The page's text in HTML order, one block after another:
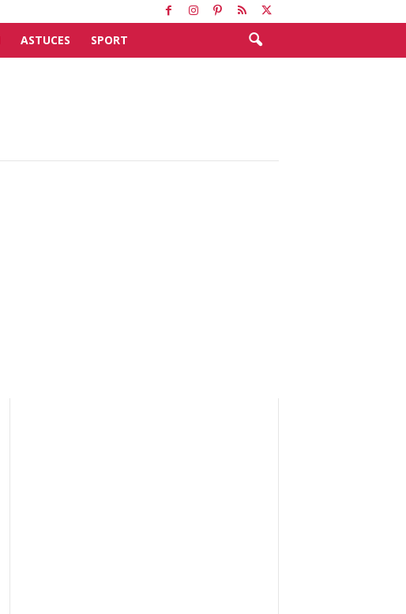
ASTUCES SPORT